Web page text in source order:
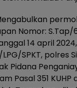
Nomor: S.Tap/
14 april
SPKT, polres
Pidana
Pasal 351